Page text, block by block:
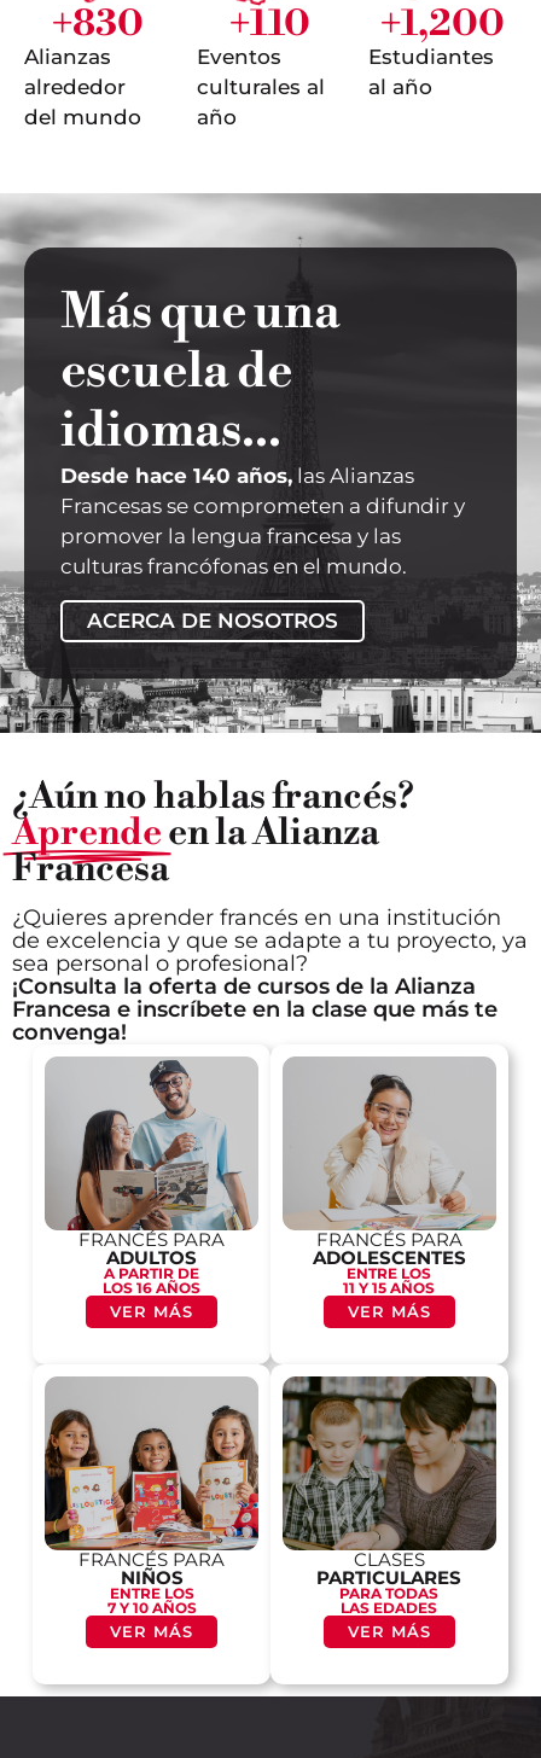
Alianzas
alrededor
del mundo
+830
Eventos
culturales al
año
+110
Estudiantes
al año
+1,200
Más que una
escuela de
idiomas...
Desde hace 140 años, las Alianzas
Francesas se comprometen a difundir y
promover la lengua francesa y las
culturas francófonas en el mundo.
ACERCA DE NOSOTROS
¿Aún no hablas francés?
Aprendeen la Alianza
Francesa
¿Quieres aprender francés en una institución
de excelencia y que se adapte a tu proyecto, ya
sea personal o profesional?
¡Consulta la oferta de cursos de la Alianza
Francesa e inscríbete en la clase que más te
convenga!
FRANCÉS PARA
ADULTOS
A PARTIR DE
LOS 16 AÑOS
VER MÁS
FRANCÉS PARA
ADOLESCENTES
ENTRE LOS
11 Y 15 AÑOS
VER MÁS
FRANCÉS PARA
NIÑOS
ENTRE LOS
7 Y 10 AÑOS
VER MÁS
CLASES
PARTICULARES
PARA TODAS
LAS EDADES
VER MÁS